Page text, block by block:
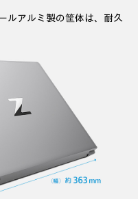
ルアルミ製の筐体は、耐久